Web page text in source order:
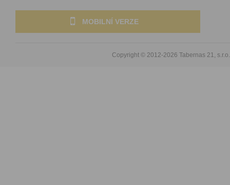
MOBILNÍ VERZE
Copyright © 2012-2026 Tabernas 21, s.r.o.